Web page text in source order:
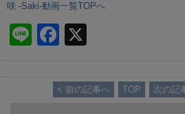
咲 -Saki-動画一覧TOPへ
Li
n
e
F
a
c
e
< 前の記事へ TOP 次の記